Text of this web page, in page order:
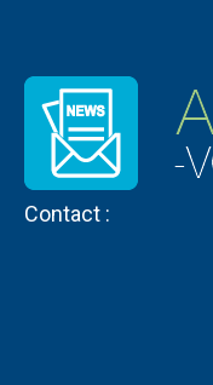
Contact :